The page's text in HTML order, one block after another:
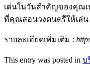
เด่นในวันสำคัญของคุณ
ที่คุณสอนวงดนตรีให้เล่น
รายละเอียดเพิ่มเติม :
This entry was posted in บ